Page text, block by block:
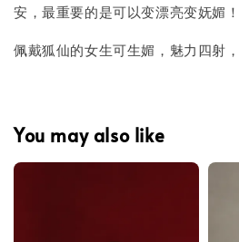
安，最重要的是可以变漂亮变妩媚！
佩戴狐仙的女生可生媚，魅力四射
You may also like